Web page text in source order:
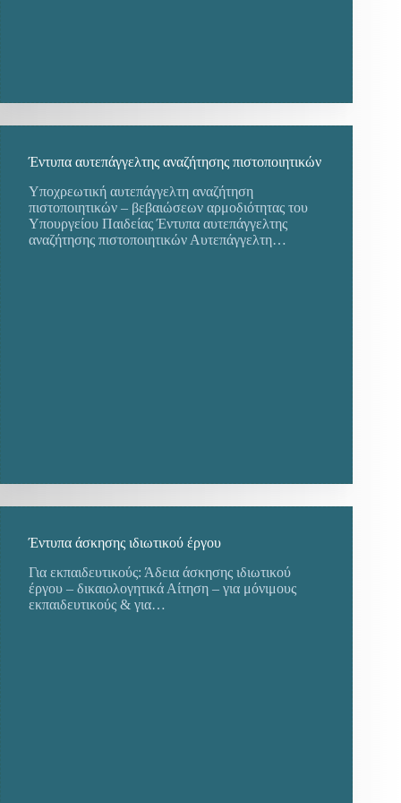
Έντυπα αυτεπάγγελτης αναζήτησης πιστοποιητικών
Υποχρεωτική αυτεπάγγελτη αναζήτηση
πιστοποιητικών – βεβαιώσεων αρμοδιότητας του
Υπουργείου Παιδείας Έντυπα αυτεπάγγελτης
αναζήτησης πιστοποιητικών Αυτεπάγγελτη…
Έντυπα άσκησης ιδιωτικού έργου
Για εκπαιδευτικούς: Άδεια άσκησης ιδιωτικού
έργου – δικαιολογητικά Αίτηση – για μόνιμους
εκπαιδευτικούς & για…